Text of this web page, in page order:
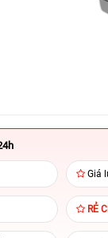
Giá
RẺ